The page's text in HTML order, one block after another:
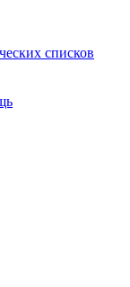
списков